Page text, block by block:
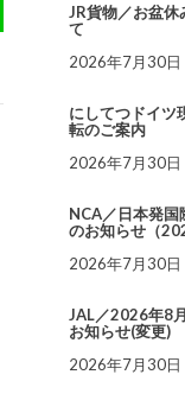
JR貨物／お盆休
て
2026年7月30日
にしてつドイツ
転のご案内
2026年7月30日
NCA／日本発国
のお知らせ（
2026年7月30日
JAL／2026年8
お知らせ(変更)
2026年7月30日